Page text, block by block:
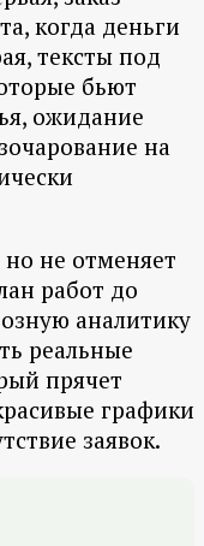
когда деньги
тексты под
бьют
ожидание
на
не отменяет
работ до
аналитику
реальные
прячет
графики
заявок.